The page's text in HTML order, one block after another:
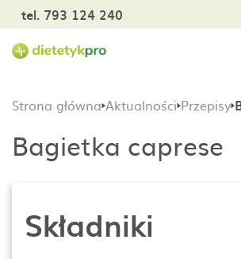
tel. 793 124 240
Strona główna Aktualności Przepisy
Bagietka caprese
Składniki